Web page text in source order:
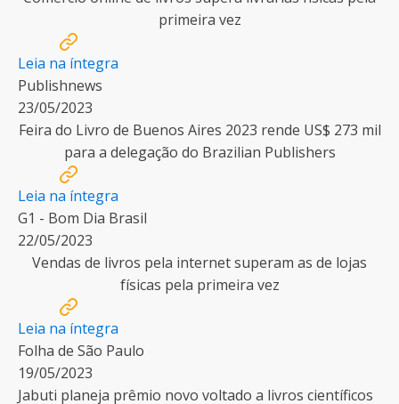
primeira vez
Leia na íntegra
Publishnews
23/05/2023
Feira do Livro de Buenos Aires 2023 rende US$ 273 mil
para a delegação do Brazilian Publishers
Leia na íntegra
G1 - Bom Dia Brasil
22/05/2023
Vendas de livros pela internet superam as de lojas
físicas pela primeira vez
Leia na íntegra
Folha de São Paulo
19/05/2023
Jabuti planeja prêmio novo voltado a livros científicos